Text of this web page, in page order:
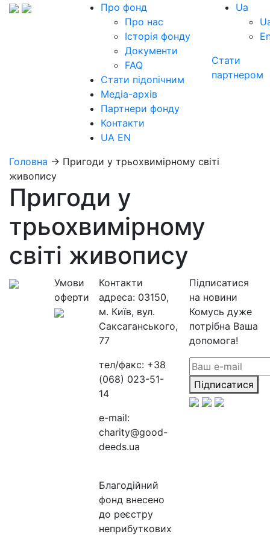
Про фонд
Про нас
Історія фонду
Документи
FAQ
Стати підопічним
Медіа-архів
Партнери фонду
Контакти
UA EN
Ua
Стати
партнером
Головна → Пригоди у трьохвимірному світі
живопису
Пригоди у
трьохвимірному
світі живопису
Умови
оферти
Контакти
адреса: 03150,
м. Київ, вул.
Саксаганського,
77
тел/факс: +38
(068) 023-51-
14
e-mail:
charity@good-
deeds.ua
Благодійний
фонд внесено
до реєстру
неприбуткових
Підписатися
на новини
Комусь дуже
потрібна Ваша
допомога!
Підписатися